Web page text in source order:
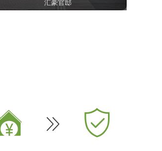
汇豪官邸
 